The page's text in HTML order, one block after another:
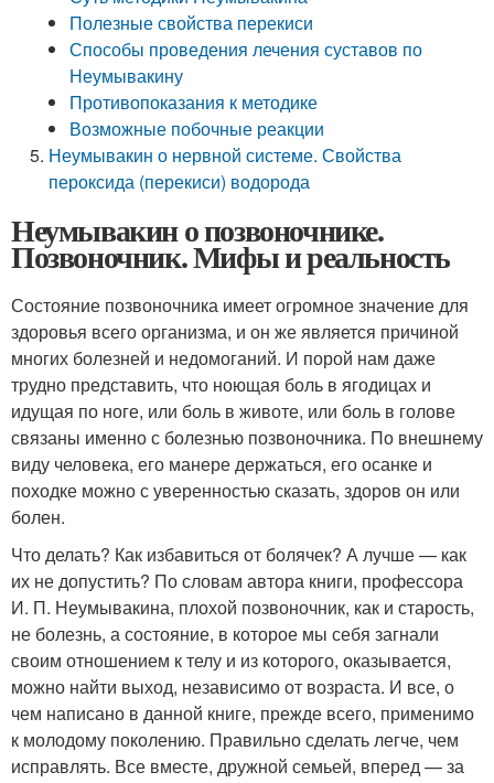
Полезные свойства перекиси
Способы проведения лечения суставов по
Неумывакину
Противопоказания к методике
Возможные побочные реакции
Неумывакин о нервной системе. Свойства
пероксида (перекиси) водорода
Неумывакин о позвоночнике.
Позвоночник. Мифы и реальность
Состояние позвоночника имеет огромное значение для
здоровья всего организма, и он же является причиной
многих болезней и недомоганий. И порой нам даже
трудно представить, что ноющая боль в ягодицах и
идущая по ноге, или боль в животе, или боль в голове
связаны именно с болезнью позвоночника. По внешнему
виду человека, его манере держаться, его осанке и
походке можно с уверенностью сказать, здоров он или
болен.
Что делать? Как избавиться от болячек? А лучше — как
их не допустить? По словам автора книги, профессора
И. П. Неумывакина, плохой позвоночник, как и старость,
не болезнь, а состояние, в которое мы себя загнали
своим отношением к телу и из которого, оказывается,
можно найти выход, независимо от возраста. И все, о
чем написано в данной книге, прежде всего, применимо
к молодому поколению. Правильно сделать легче, чем
исправлять. Все вместе, дружной семьей, вперед — за